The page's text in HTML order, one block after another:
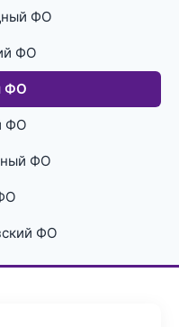
ФО
ФО
ФО
ФО
ФО
ФО